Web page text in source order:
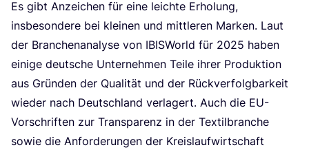
Es gibt Anzei­chen für eine leich­te Erho­lung,
ins­be­son­de­re bei klei­nen und mitt­le­ren Mar­ken. Laut
der Bran­chen­ana­ly­se von IBIS­World für 2025 haben
eini­ge deut­sche Unter­neh­men Tei­le ihrer Pro­duk­ti­on
aus Grün­den der Qua­li­tät und der Rück­ver­folg­bar­keit
wie­der nach Deutsch­land ver­la­gert. Auch die EU-
Vor­schrif­ten zur Trans­pa­renz in der Tex­til­bran­che
sowie die Anfor­de­run­gen der Kreis­lauf­wirt­schaft